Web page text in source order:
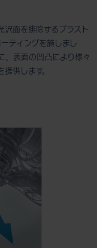
沢面を排除するブラスト
ティングを施しまし
、表面の凹凸により様々
供します。